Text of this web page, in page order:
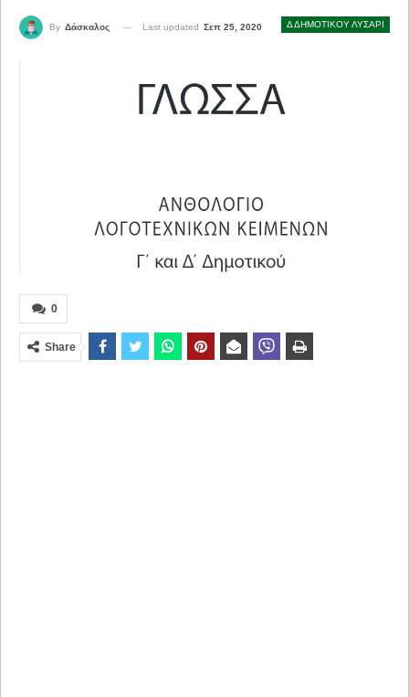
Δ ΔΗΜΟΤΙΚΟΥ ΛΥΣΑΡΙ
By Δάσκαλος Last updated Σεπ 25, 2020
0
Share